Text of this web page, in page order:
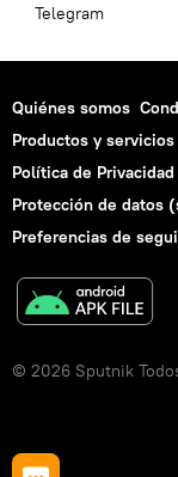
Telegram
Quiénes somos
Productos y servicios
Política de Privacidad
Protección de datos
Preferencias de
© 2026 Sputnik